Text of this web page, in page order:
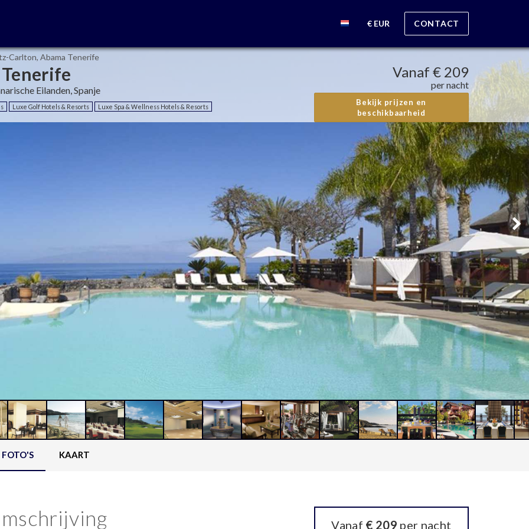
€ EUR CONTACT
Carlton, Abama Tenerife
Eilanden, Spanje
Luxe Golf Hotels & Resorts Luxe Spa & Wellness Hotels & Resorts
Vanaf € 209
per nacht
Bekijk prijzen en
beschikbaarheid
FOTO'S KAART
Vanaf € 209 per nacht